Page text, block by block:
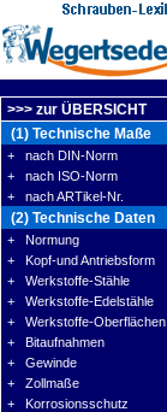
>>> zur ÜBERSICHT
(1) Technische Maße
+ nach DIN-Norm
+ nach ISO-Norm
+ nach ARTikel-Nr.
(2) Technische Daten
+ Normung
+ Kopf-und Antriebsform
+ Werkstoffe-Stähle
+ Werkstoffe-Edelstähle
+ Werkstoffe-Oberflächen
+ Bitaufnahmen
+ Gewinde
+ Zollmaße
+ Korrosionsschutz